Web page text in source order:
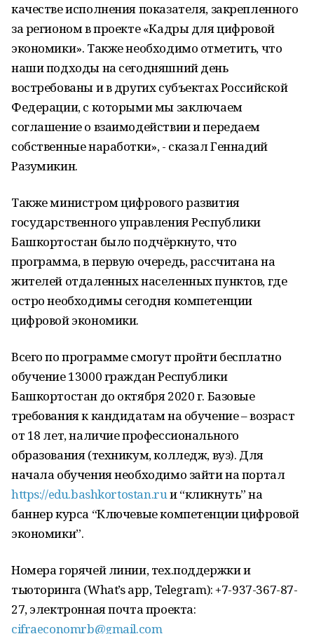
качестве исполнения показателя, закрепленного
за регионом в проекте «Кадры для цифровой
экономики». Также необходимо отметить, что
наши подходы на сегодняшний день
востребованы и в других субъектах Российской
Федерации, с которыми мы заключаем
соглашение о взаимодействии и передаем
собственные наработки», - сказал Геннадий
Разумикин.
Также министром цифрового развития
государственного управления Республики
Башкортостан было подчёркнуто, что
программа, в первую очередь, рассчитана на
жителей отдаленных населенных пунктов, где
остро необходимы сегодня компетенции
цифровой экономики.
Всего по программе смогут пройти бесплатно
обучение 13000 граждан Республики
Башкортостан до октября 2020 г. Базовые
требования к кандидатам на обучение – возраст
от 18 лет, наличие профессионального
образования (техникум, колледж, вуз). Для
начала обучения необходимо зайти на портал
https://edu.bashkortostan.ruи “кликнуть” на
баннер курса “Ключевые компетенции цифровой
экономики”.
Номера горячей линии, тех.поддержки и
тьюторинга (What’s app, Telegram): +7-937-367-87-
27, электронная почта проекта:
cifraeconomrb@gmail.com